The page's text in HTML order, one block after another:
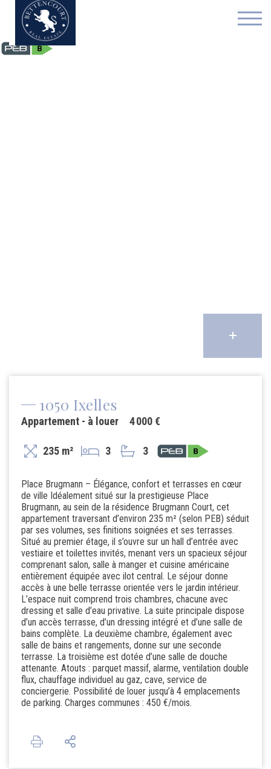
1050 Ixelles
4 000 €
Appartement - à louer
235 m² 3 3
Place Brugmann – Élégance, confort et terrasses en cœur
de ville Idéalement situé sur la prestigieuse Place
Brugmann, au sein de la résidence Brugmann Court, cet
appartement traversant d’environ 235 m² (selon PEB) séduit
par ses volumes, ses finitions soignées et ses terrasses.
Situé au premier étage, il s’ouvre sur un hall d’entrée avec
vestiaire et toilettes invités, menant vers un spacieux séjour
comprenant salon, salle à manger et cuisine américaine
entièrement équipée avec ilot central. Le séjour donne
accès à une belle terrasse orientée vers le jardin intérieur.
L’espace nuit comprend trois chambres, chacune avec
dressing et salle d’eau privative. La suite principale dispose
d’un accès terrasse, d’un dressing intégré et d’une salle de
bains complète. La deuxième chambre, également avec
salle de bains et rangements, donne sur une seconde
terrasse. La troisième est dotée d’une salle de douche
attenante. Atouts : parquet massif, alarme, ventilation double
flux, chauffage individuel au gaz, cave, service de
conciergerie. Possibilité de louer jusqu’à 4 emplacements
de parking. Charges communes : 450 €/mois.